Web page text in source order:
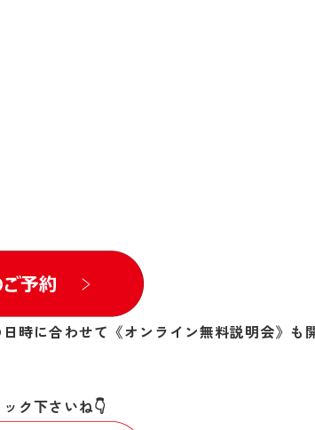
時に合わせて《オンライン無料説明会》も
ク下さいね👇